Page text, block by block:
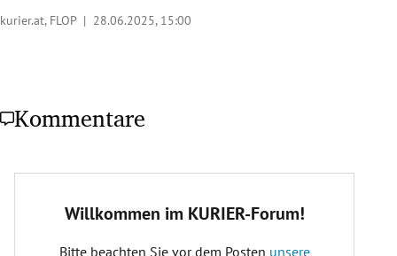
kurier.at, FLOP | 28.06.2025, 15:00
Kommentare